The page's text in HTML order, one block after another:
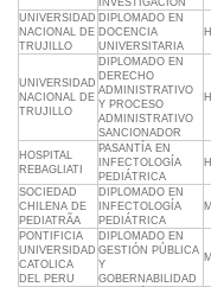
INVESTIGACIÓN
UNIVERSIDAD
NACIONAL DE
TRUJILLO
DIPLOMADO EN
DOCENCIA
UNIVERSITARIA
UNIVERSIDAD
NACIONAL DE
TRUJILLO
DIPLOMADO EN
DERECHO
ADMINISTRATIVO
Y PROCESO
ADMINISTRATIVO
SANCIONADOR
HOSPITAL
REBAGLIATI
PASANTÍA EN
INFECTOLOGÍA
PEDIÁTRICA
SOCIEDAD
CHILENA DE
PEDIATRÃA
DIPLOMADO EN
INFECTOLOGÍA
PEDIÁTRICA
PONTIFICIA
UNIVERSIDAD
CATOLICA
DEL PERU
DIPLOMADO EN
GESTIÓN PÚBLICA
Y
GOBERNABILIDAD